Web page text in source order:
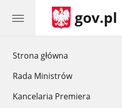
Strona główna
Rada Ministrów
Kancelaria Premiera
gov.pl